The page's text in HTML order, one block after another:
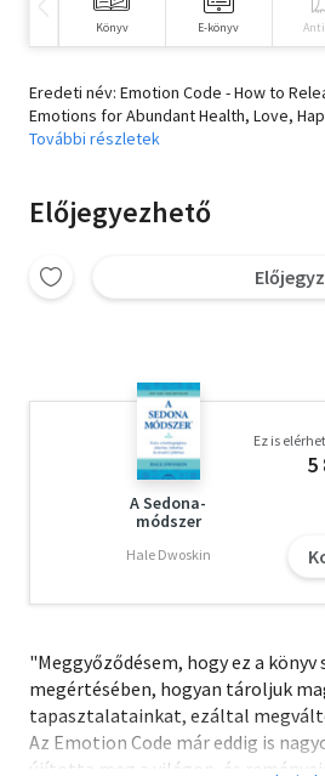
Könyv E-könyv
Eredeti név: Emotion Code - How to
Emotions for Abundant Health, Love,
További részletek
Előjegyezhető
A Sedona-
módszer
Hale Dwoskin
Ez is
5
"Meggyőződésem, hogy ez a könyv
megértésében, hogyan tároljuk
tapasztalatainkat, ezáltal
Az Emotion Code már eddig is
újította meg a világon, és